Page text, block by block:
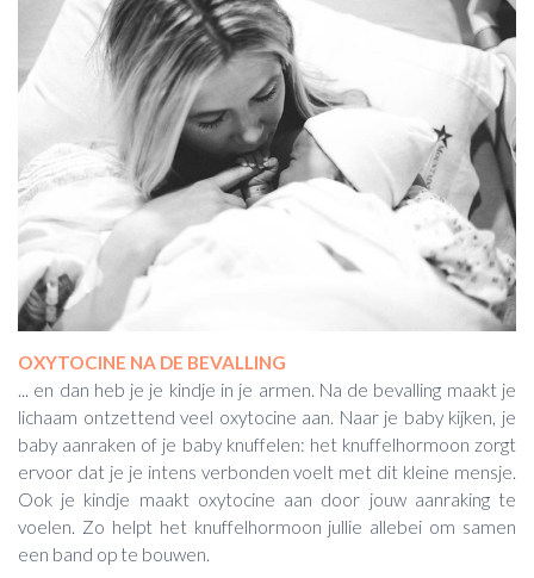
OXYTOCINE NA DE BEVALLING
... en dan heb je je kindje in je armen. Na de bevalling maakt je
lichaam ontzettend veel oxytocine aan. Naar je baby kijken, je
baby aanraken of je baby knuffelen: het knuffelhormoon zorgt
ervoor dat je je intens verbonden voelt met dit kleine mensje.
Ook je kindje maakt oxytocine aan door jouw aanraking te
voelen. Zo helpt het knuffelhormoon jullie allebei om samen
een band op te bouwen.